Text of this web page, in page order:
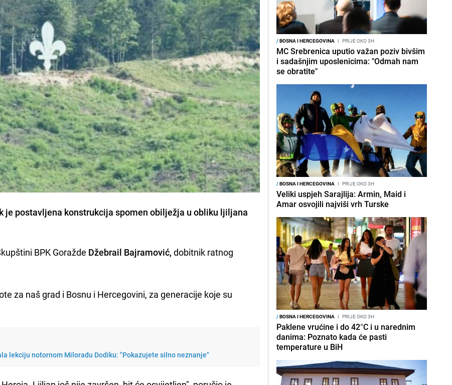
je postavljena konstrukcija spomen obilježja u obliku ljiljana
BPK Goražde Džebrail Bajramović, dobitnik ratnog
za naš grad i Bosnu i Hercegovini, za generacije koje su
lekciju notornom Miloradu Dodiku: "Pokazujete silno neznanje"
/BOSNA I HERCEGOVINA I PRIJE OKO 3H
MC Srebrenica uputio važan poziv bivšim
i sadašnjim uposlenicima: "Odmah nam
se obratite"
/BOSNA I HERCEGOVINA I PRIJE OKO 3H
Veliki uspjeh Sarajlija: Armin, Maid i
Amar osvojili najviši vrh Turske
/BOSNA I HERCEGOVINA I PRIJE OKO 3H
Paklene vrućine i do 42°C i u narednim
danima: Poznato kada će pasti
temperature u BiH